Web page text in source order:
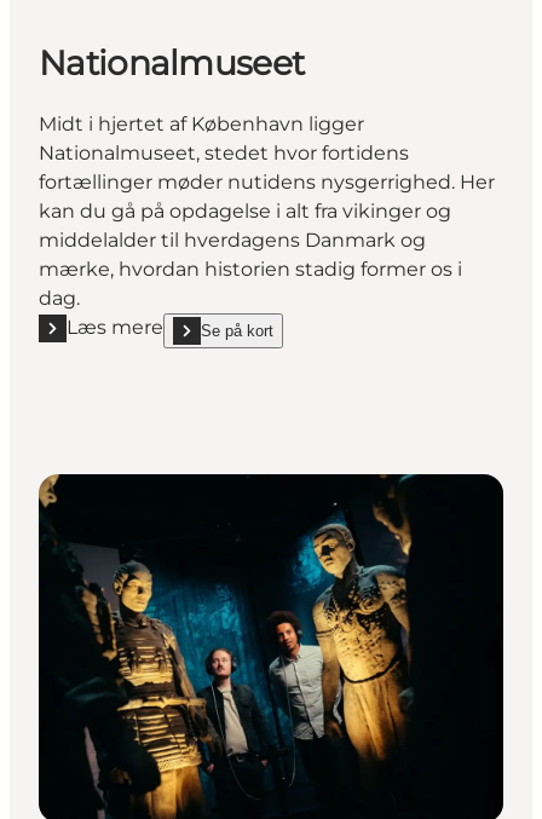
Nationalmuseet
Midt i hjertet af København ligger
Nationalmuseet, stedet hvor fortidens
fortællinger møder nutidens nysgerrighed. Her
kan du gå på opdagelse i alt fra vikinger og
middelalder til hverdagens Danmark og
mærke, hvordan historien stadig former os i
dag.
Læs mere
Læs mere "Nationalmuseet"
Se på kort
show Nationalmuseet on_map